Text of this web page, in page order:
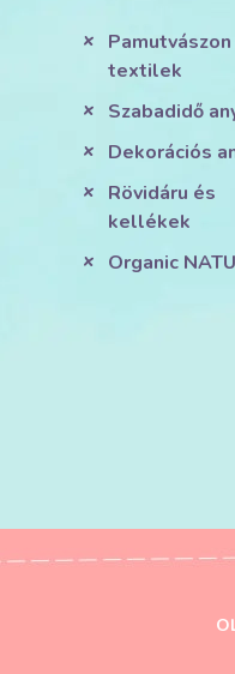
Pamutvászon
textilek
Szabadidő
Dekorációs
Rövidáru és
kellékek
Organic